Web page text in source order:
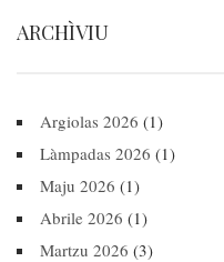
ARCHÌVIU
Argiolas 2026 (1)
Làmpadas 2026 (1)
Maju 2026 (1)
Abrile 2026 (1)
Martzu 2026 (3)